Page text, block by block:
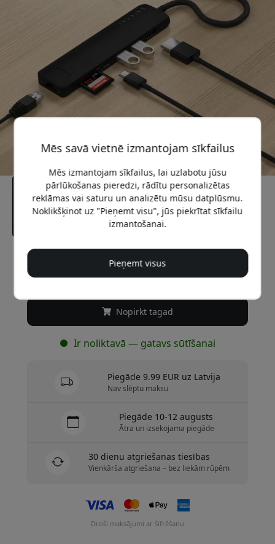
Ieteicamā cena
89.99 EUR
Nopirkt tagad
Ir noliktavā — gatavs sūtīšanai
Piegāde 9.99 EUR uz Latvija
Nav slēptu maksu
Piegāde 10-12 augusts
Ātra un izsekojama piegāde
30 dienu atgriešanas tiesības
Vienkārša atgriešana – bez liekām rūpēm
Droši maksājumi ar šifrēšanu
Mēs savā vietnē izmantojam sīkfailus
Mēs izmantojam sīkfailus, lai uzlabotu jūsu
pārlūkošanas pieredzi, rādītu personalizētas
reklāmas vai saturu un analizētu mūsu datplūsmu.
Noklikšķinot uz "Pieņemt visu", jūs piekrītat sīkfailu
izmantošanai.
Pieņemt visus